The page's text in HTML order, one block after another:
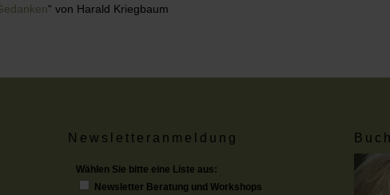
“ von Harald Kriegbaum
Newsletteranmeldung
Wählen Sie bitte eine Liste aus:
Newsletter Beratung und Workshops